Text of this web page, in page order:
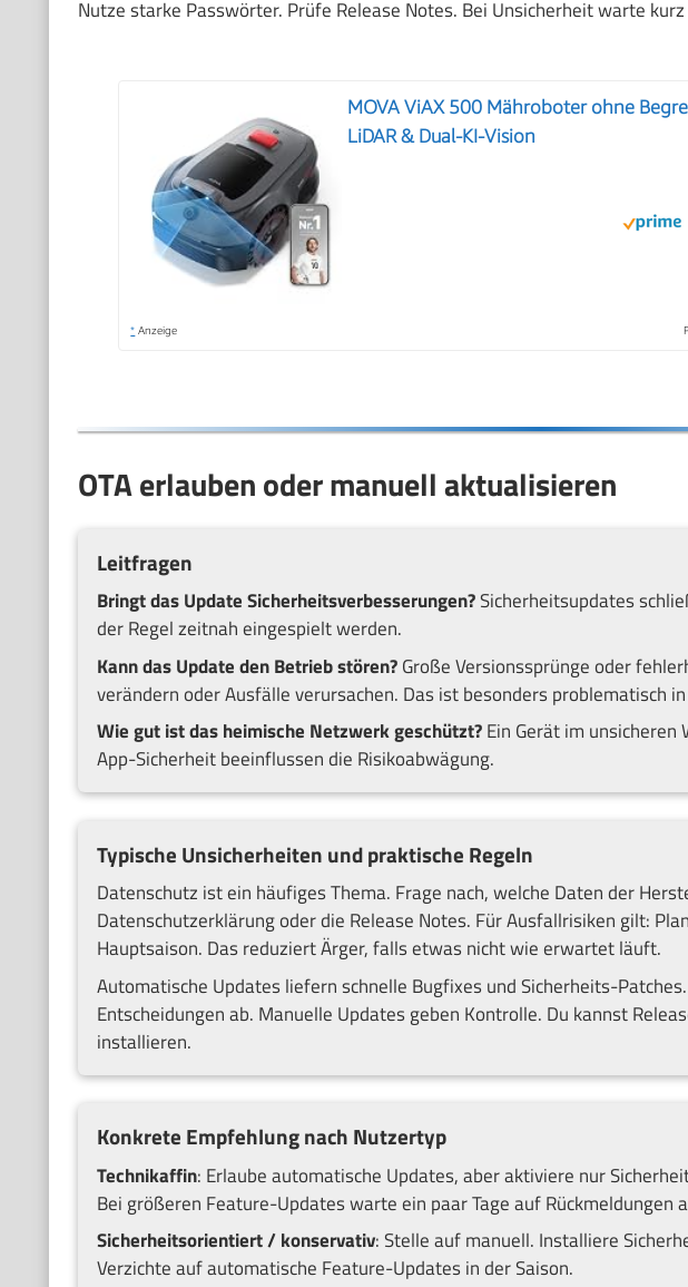
Nutze starke Passwörter. Prüfe Release Notes. Bei Unsicherheit warte
MOVA ViAX 500 Mähroboter ohne
LiDAR & Dual-KI-Vision
* Anzeige
OTA erlauben oder manuell aktualisieren
Leitfragen
Bringt das Update Sicherheitsverbesserungen?Sicherheitsupdates
der Regel zeitnah eingespielt werden.
Kann das Update den Betrieb stören?Große Versionssprünge oder
verändern oder Ausfälle verursachen. Das ist besonders problematisch
Wie gut ist das heimische Netzwerk geschützt?Ein Gerät im unsicheren
App-Sicherheit beeinflussen die Risikoabwägung.
Typische Unsicherheiten und praktische Regeln
Datenschutz ist ein häufiges Thema. Frage nach, welche Daten der
Datenschutzerklärung oder die Release Notes. Für Ausfallrisiken gilt:
Hauptsaison. Das reduziert Ärger, falls etwas nicht wie erwartet läuft.
Automatische Updates liefern schnelle Bugfixes und Sicherheits-
Entscheidungen ab. Manuelle Updates geben Kontrolle. Du kannst
installieren.
Konkrete Empfehlung nach Nutzertyp
Technikaffin: Erlaube automatische Updates, aber aktiviere nur
Bei größeren Feature-Updates warte ein paar Tage auf Rückmeldungen
Sicherheitsorientiert / konservativ: Stelle auf manuell. Installiere
Verzichte auf automatische Feature-Updates in der Saison.